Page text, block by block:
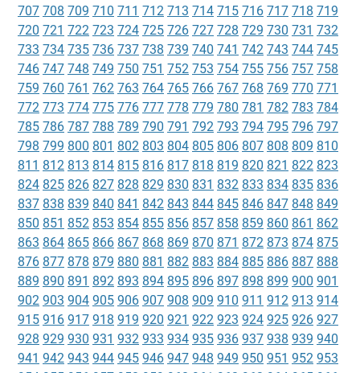
707 708 709 710 711 712 713 714 715 716 717 718 719
720 721 722 723 724 725 726 727 728 729 730 731 732
733 734 735 736 737 738 739 740 741 742 743 744 745
746 747 748 749 750 751 752 753 754 755 756 757 758
759 760 761 762 763 764 765 766 767 768 769 770 771
772 773 774 775 776 777 778 779 780 781 782 783 784
785 786 787 788 789 790 791 792 793 794 795 796 797
798 799 800 801 802 803 804 805 806 807 808 809 810
811 812 813 814 815 816 817 818 819 820 821 822 823
824 825 826 827 828 829 830 831 832 833 834 835 836
837 838 839 840 841 842 843 844 845 846 847 848 849
850 851 852 853 854 855 856 857 858 859 860 861 862
863 864 865 866 867 868 869 870 871 872 873 874 875
876 877 878 879 880 881 882 883 884 885 886 887 888
889 890 891 892 893 894 895 896 897 898 899 900 901
902 903 904 905 906 907 908 909 910 911 912 913 914
915 916 917 918 919 920 921 922 923 924 925 926 927
928 929 930 931 932 933 934 935 936 937 938 939 940
941 942 943 944 945 946 947 948 949 950 951 952 953